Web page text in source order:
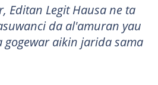
Editan Legit Hausa ne ta
da al'amuran yau
aikin jarida sama